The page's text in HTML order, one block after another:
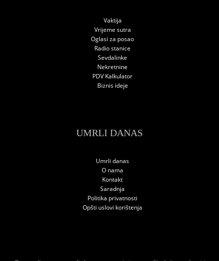
Vaktija
Vrijeme sutra
Oglasi za posao
Radio stanice
Sevdalinke
Nekretnine
PDV Kalkulator
Biznis ideje
UMRLI DANAS
Umrli danas
O nama
Kontakt
Saradnja
Politika privatnosti
Opšti uslovi korištenja